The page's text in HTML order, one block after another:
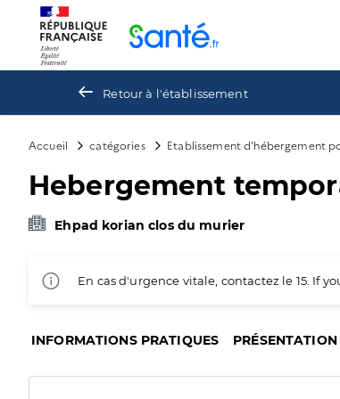
Retour à l'établissement
Accueil catégories Etablissement d'hébergement
Hebergement
Ehpad korian clos du murier
En cas d'urgence vitale, contactez le 15. If
INFORMATIONS PRATIQUES PRÉSENTATION
Panneau de gestion des cookies